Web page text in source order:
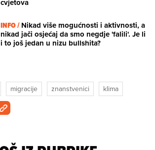
cvjetova
INFO /Nikad više mogućnosti i aktivnosti, a
nikad jači osjećaj da smo negdje 'falili'. Je li
i to još jedan u nizu bullshita?
migracije znanstvenici klima